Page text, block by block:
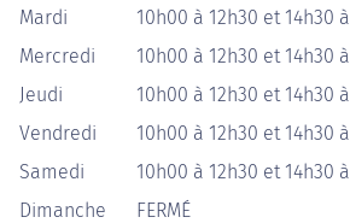
Mardi
10h00 à 12h30 et 14h30
Mercredi
10h00 à 12h30 et 14h30
Jeudi
10h00 à 12h30 et 14h30
Vendredi
10h00 à 12h30 et 14h30
Samedi
10h00 à 12h30 et 14h30
Dimanche
FERMÉ